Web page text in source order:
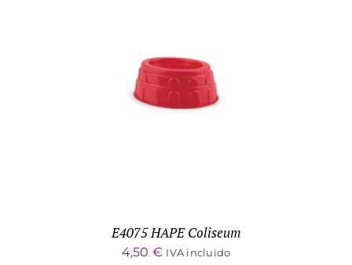
E4075 HAPE Coliseum
4,50 € IVA incluido